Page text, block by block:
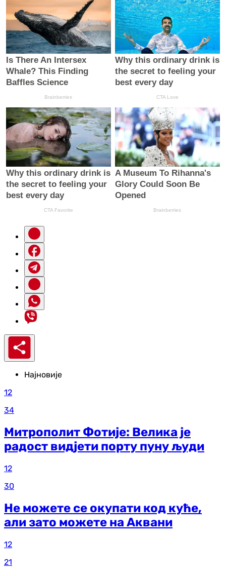
Најновије
12
34
Митрополит Фотије: Велика је
радост видјети порту пуну људи
12
30
Не можете се окупати код куће,
али зато можете на Аквани
12
21